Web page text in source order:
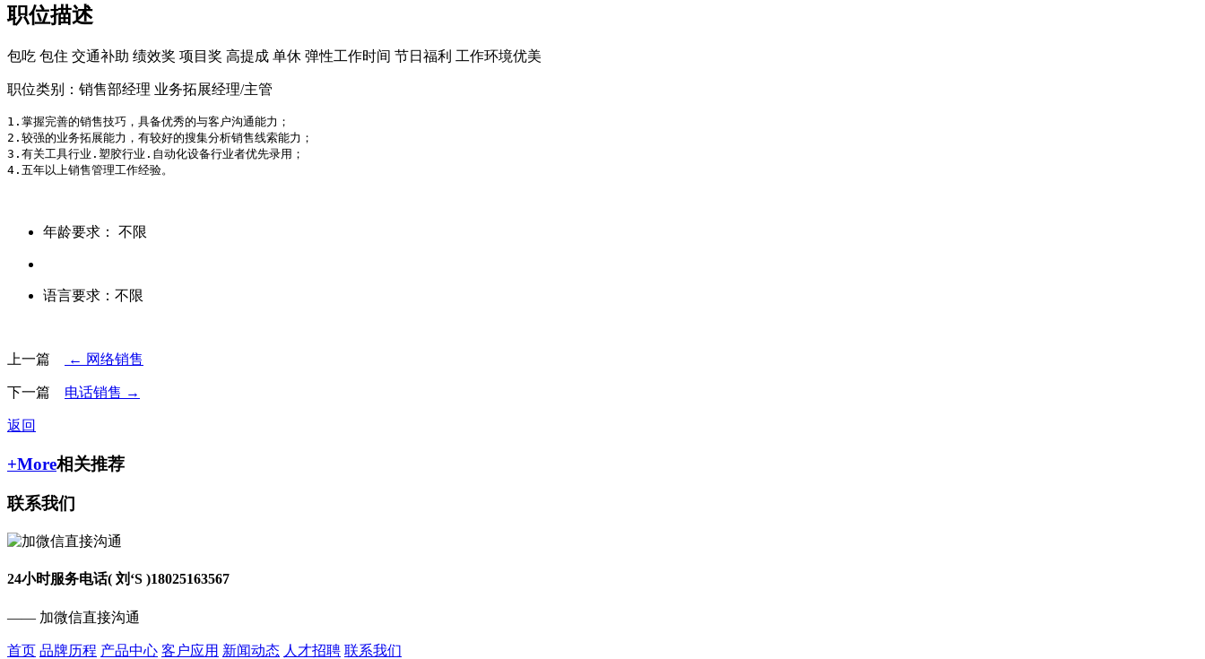
职位描述
包吃 包住 交通补助 绩效奖 项目奖 高提成 单休 弹性工作时间 节日福利 工作环境优美
职位类别：销售部经理 业务拓展经理/主管
1.掌握完善的销售技巧，具备优秀的与客户沟通能力；
2.较强的业务拓展能力，有较好的搜集分析销售线索能力；
3.有关工具行业.塑胶行业.自动化设备行业者优先录用；
4.五年以上销售管理工作经验。
年龄要求： 不限
语言要求： 不限
上一篇 ← 网络销售
下一篇 电话销售 →
返回
+More相关推荐
联系我们
24小时服务电话( 刘‘S )18025163567
—— 加微信直接沟通
首页 品牌历程 产品中心 客户应用 新闻动态 人才招聘 联系我们